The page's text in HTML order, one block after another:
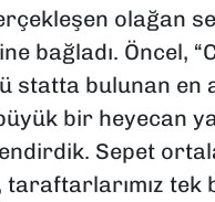
olağan
bağladı. Öncel,
statta bulunan en
bir heyecan
Sepet
taraftarlarımız tek